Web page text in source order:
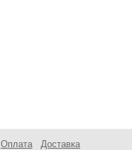
Оплата
Доставка